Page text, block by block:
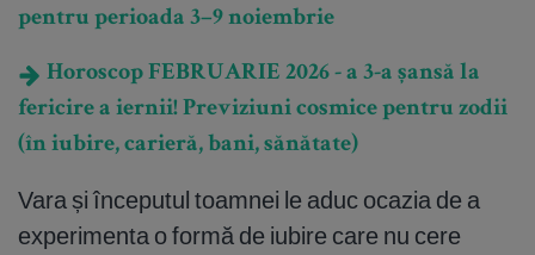
pentru perioada 3–9 noiembrie
Horoscop FEBRUARIE 2026 - a 3-a șansă la
fericire a iernii! Previziuni cosmice pentru zodii
(în iubire, carieră, bani, sănătate)
Vara și începutul toamnei le aduc ocazia de a
experimenta o formă de iubire care nu cere